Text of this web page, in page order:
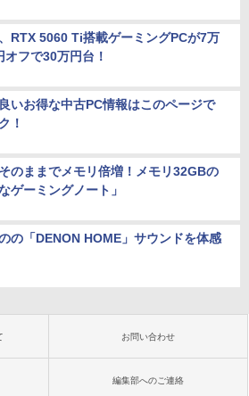
RTX 5060 Ti搭載ゲーミングPCが7万
オフで30万円台！
いお得な中古PC情報はこのページで
！
のままでメモリ倍増！メモリ32GBの
ゲーミングノート」
の「DENON HOME」サウンドを体感
お問い合わせ
編集部へのご連絡